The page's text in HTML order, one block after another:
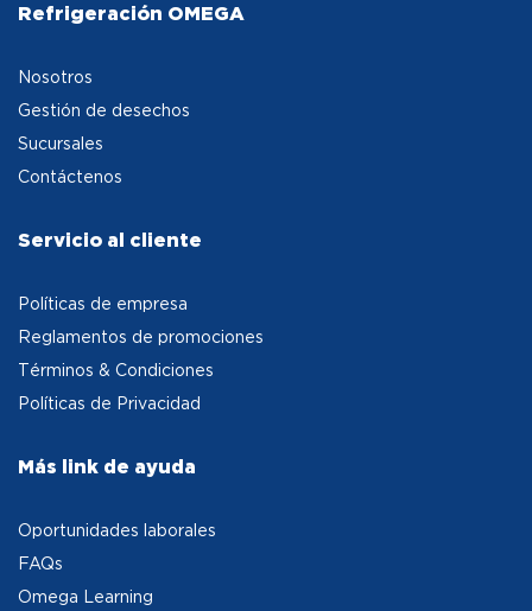
Refrigeración OMEGA
Nosotros
Gestión de desechos
Sucursales
Contáctenos
Servicio al cliente
Políticas de empresa
Reglamentos de promociones
Términos & Condiciones
Políticas de Privacidad
Más link de ayuda
Oportunidades laborales
FAQs
Omega Learning